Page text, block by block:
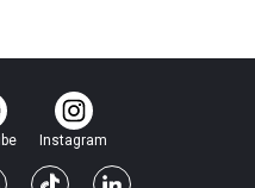
Instagram